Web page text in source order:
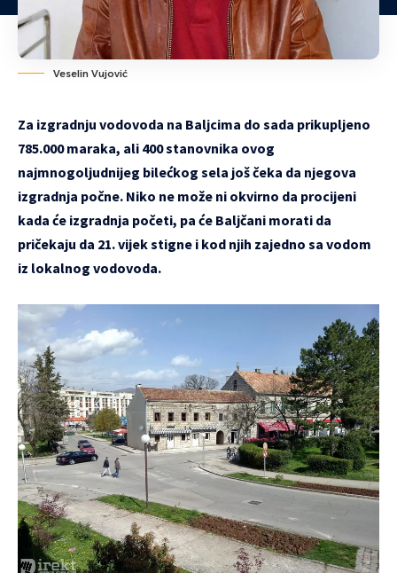
Veselin Vujović
Za izgradnju vodovoda na Baljcima do sada prikupljeno
785.000 maraka, ali 400 stanovnika ovog
najmnogoljudnijeg bilećkog sela još čeka da njegova
izgradnja počne. Niko ne može ni okvirno da procijeni
kada će izgradnja početi, pa će Baljčani morati da
pričekaju da 21. vijek stigne i kod njih zajedno sa vodom
iz lokalnog vodovoda.